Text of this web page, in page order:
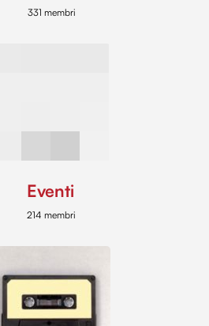
331 membri
Eventi
214 membri